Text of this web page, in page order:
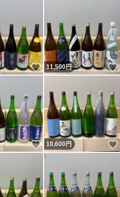
いいね！
11,500円
いいね！
10,600円